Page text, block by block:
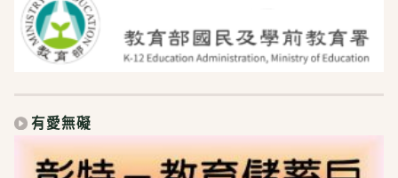
有愛無礙